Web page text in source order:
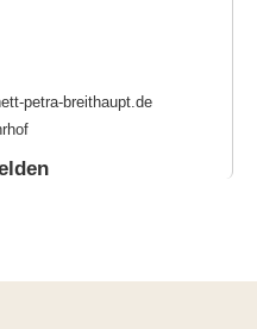
petra-breithaupt.de